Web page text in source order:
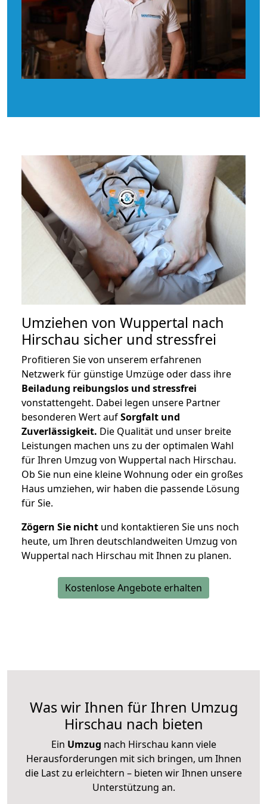
Umziehen von Wuppertal nach
Hirschau sicher und stressfrei
Profitieren Sie von unserem erfahrenen
Netzwerk für günstige Umzüge oder dass ihre
Beiladung reibungslos und stressfrei
vonstattengeht. Dabei legen unsere Partner
besonderen Wert aufSorgfalt und
Zuverlässigkeit. Die Qualität und unser breite
Leistungen machen uns zu der optimalen Wahl
für Ihren Umzug von Wuppertal nach Hirschau.
Ob Sie nun eine kleine Wohnung oder ein großes
Haus umziehen, wir haben die passende Lösung
für Sie.
Zögern Sie nicht und kontaktieren Sie uns noch
heute, um Ihren deutschlandweiten Umzug von
Wuppertal nach Hirschau mit Ihnen zu planen.
Kostenlose Angebote erhalten
Was wir Ihnen für Ihren Umzug
Hirschau nach bieten
Ein Umzug nach Hirschau kann viele
Herausforderungen mit sich bringen, um Ihnen
die Last zu erleichtern – bieten wir Ihnen unsere
Unterstützung an.